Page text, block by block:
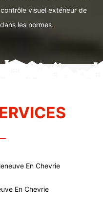
visuel extérieur de
les normes.
En Chevrie
En Chevrie